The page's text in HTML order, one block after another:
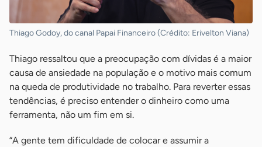
Thiago Godoy, do canal Papai Financeiro (Crédito: Erivelton Viana)
Thiago ressaltou que a preocupação com dívidas é a maior
causa de ansiedade na população e o motivo mais comum
na queda de produtividade no trabalho. Para reverter essas
tendências, é preciso entender o dinheiro como uma
ferramenta, não um fim em si.
“A gente tem dificuldade de colocar e assumir a